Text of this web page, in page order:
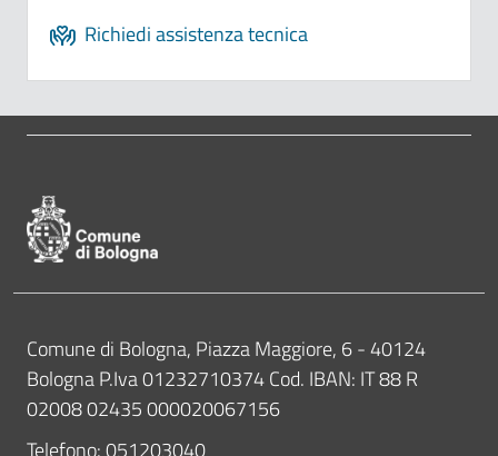
Richiedi assistenza tecnica
Contatti
Comune di Bologna, Piazza Maggiore, 6 - 40124
Bologna P.Iva 01232710374 Cod. IBAN: IT 88 R
02008 02435 000020067156
Telefono:051203040